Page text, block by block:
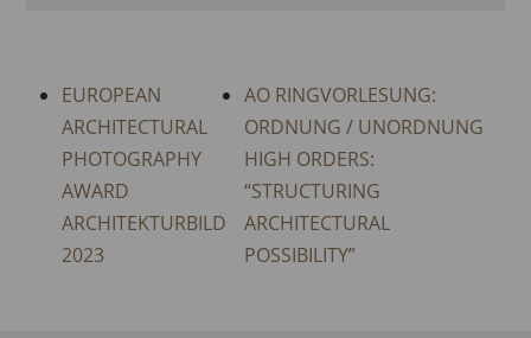
EUROPEAN
ARCHITECTURAL
PHOTOGRAPHY
AWARD
ARCHITEKTURBILD
2023
AO RINGVORLESUNG:
ORDNUNG / UNORDNUNG
HIGH ORDERS:
“STRUCTURING
ARCHITECTURAL
POSSIBILITY”